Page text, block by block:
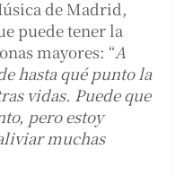
de Madrid,
puede tener la
mayores: “A
hasta qué punto la
vidas. Puede que
pero estoy
muchas